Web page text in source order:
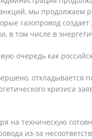
мы продолжаем
газопровод
в том числе в
очередь как
кризиса
техническую
из-за